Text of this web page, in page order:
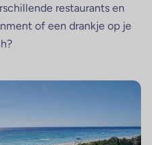
restaurants en
of een drankje op je